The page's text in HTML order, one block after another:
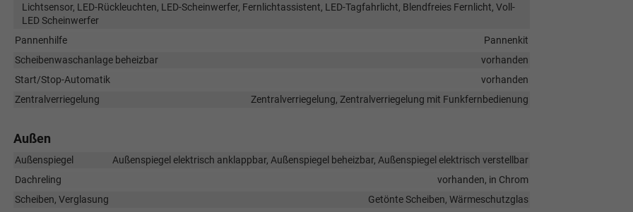
Lichtsensor, LED-Rückleuchten, LED-Scheinwerfer, Fernlichtassistent, LED-Tagfahrlicht, Blendfreies Fernlicht, Voll-
LED Scheinwerfer
Pannenhilfe
Pannenkit
Scheibenwaschanlage beheizbar
vorhanden
Start/Stop-Automatik
vorhanden
Zentralverriegelung
Zentralverriegelung, Zentralverriegelung mit Funkfernbedienung
Außen
Außenspiegel
Außenspiegel elektrisch anklappbar, Außenspiegel beheizbar, Außenspiegel elektrisch verstellbar
Dachreling
vorhanden, in Chrom
Scheiben, Verglasung
Getönte Scheiben, Wärmeschutzglas